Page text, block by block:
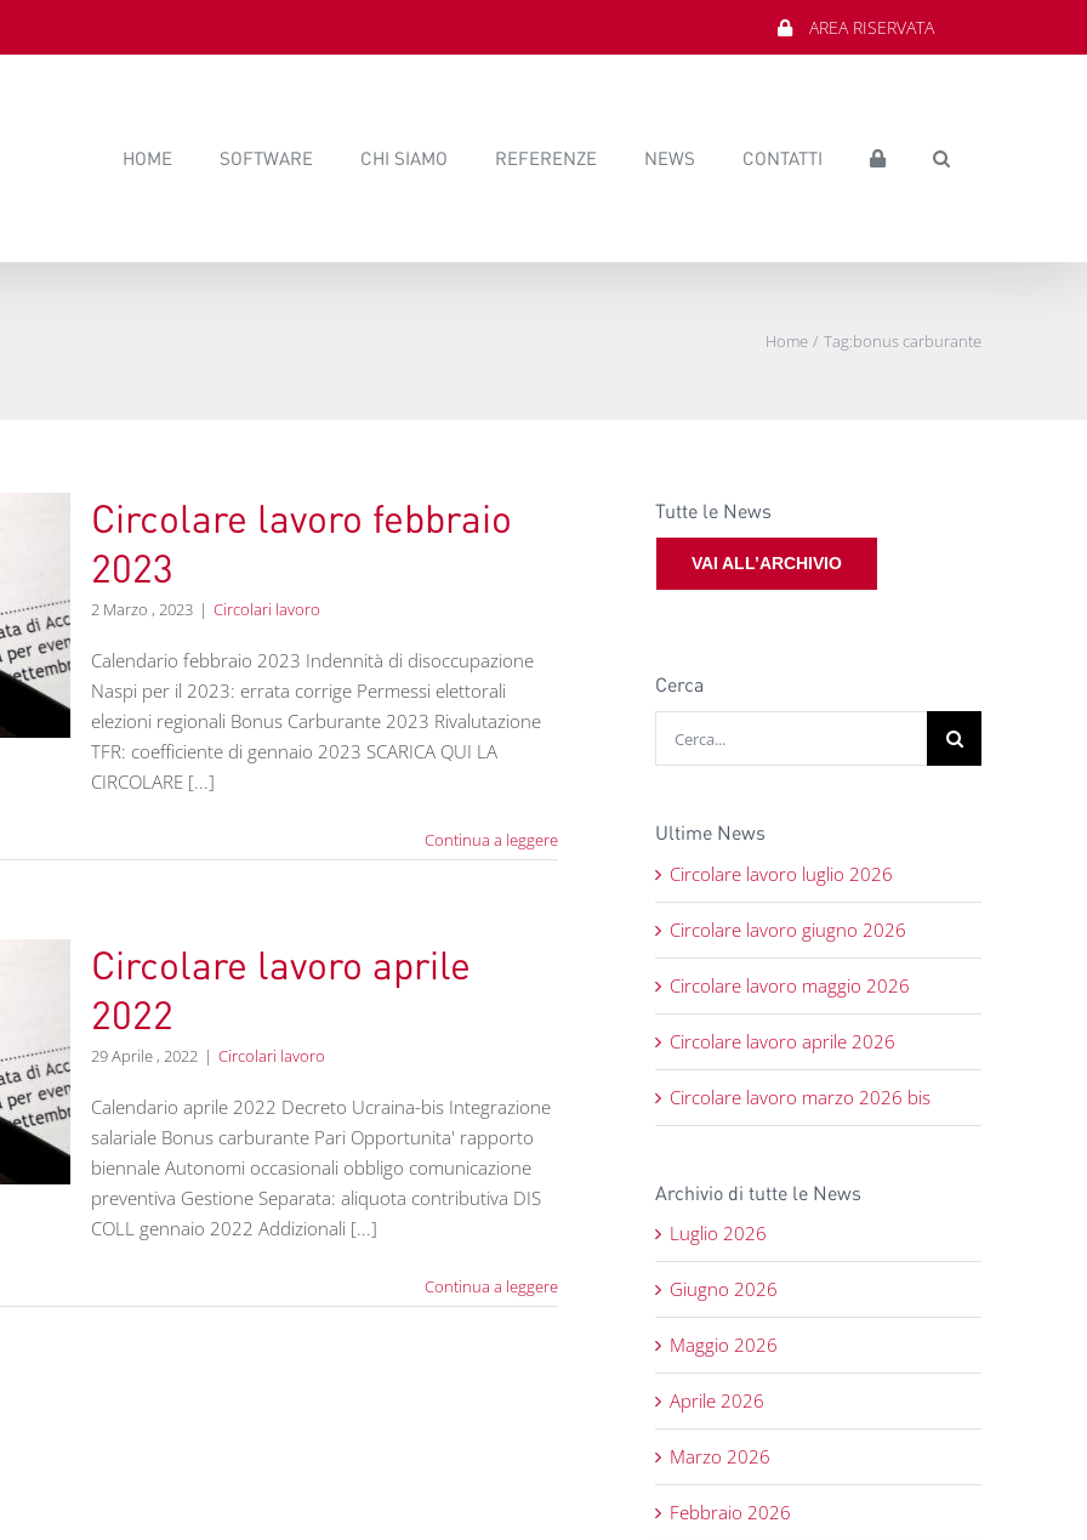
AREA RISERVATA
HOME SOFTWARE CHI SIAMO REFERENZE NEWS CONTATTI
Home Tag:bonus carburante
Circolare lavoro febbraio
2023
2 Marzo , 2023 | Circolari lavoro
Calendario febbraio 2023 Indennità di disoccupazione
Naspi per il 2023: errata corrige Permessi elettorali
elezioni regionali Bonus Carburante 2023 Rivalutazione
TFR: coefficiente di gennaio 2023 SCARICA QUI LA
CIRCOLARE [...]
Continua a leggere
Circolare lavoro aprile
2022
29 Aprile , 2022 | Circolari lavoro
Calendario aprile 2022 Decreto Ucraina-bis Integrazione
salariale Bonus carburante Pari Opportunita' rapporto
biennale Autonomi occasionali obbligo comunicazione
preventiva Gestione Separata: aliquota contributiva DIS
COLL gennaio 2022 Addizionali [...]
Continua a leggere
Tutte le News
VAI ALL’ARCHIVIO
Cerca
Ultime News
Circolare lavoro luglio 2026
Circolare lavoro giugno 2026
Circolare lavoro maggio 2026
Circolare lavoro aprile 2026
Circolare lavoro marzo 2026 bis
Archivio di tutte le News
Luglio 2026
Giugno 2026
Maggio 2026
Aprile 2026
Marzo 2026
Febbraio 2026